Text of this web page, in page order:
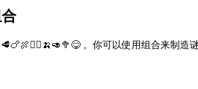
。你可以使用组合来制造